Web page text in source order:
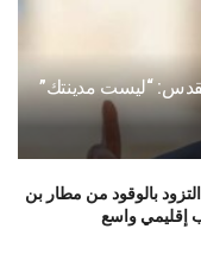
“ليست مدينتك”
بالوقود من مطار بن
إقليمي واسع